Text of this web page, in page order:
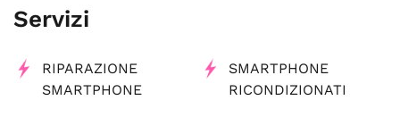
Servizi
RIPARAZIONE
SMARTPHONE
SMARTPHONE
RICONDIZIONATI